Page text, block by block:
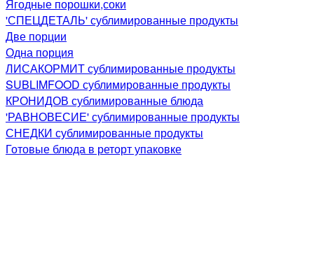
Ягодные порошки,соки
'СПЕЦДЕТАЛЬ' сублимированные продукты
Две порции
Одна порция
ЛИСАКОРМИТ сублимированные продукты
SUBLIMFOOD сублимированные продукты
КРОНИДОВ сублимированные блюда
'РАВНОВЕСИЕ' сублимированные продукты
СНЕДКИ сублимированные продукты
Готовые блюда в реторт упаковке